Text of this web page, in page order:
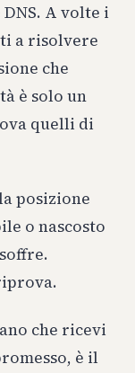
A volte i
a risolvere
che
è solo un
quelli di
posizione
o nascosto
che ricevi
è il